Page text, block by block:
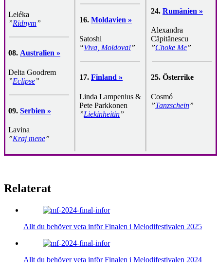
Leléka
”Ridnym”
08. Australien »
Delta Goodrem
”Eclipse”
09. Serbien »
Lavina
”Kraj mene”
16. Moldavien »
Satoshi
“Viva, Moldova!”
17. Finland »
Linda Lampenius &
Pete Parkkonen
”Liekinheitin”
24. Rumänien »
Alexandra
Căpitănescu
”Choke Me”
25. Österrike
Cosmó
”Tanzschein”
Relaterat
Allt du behöver veta inför Finalen i Melodifestivalen 2025
Allt du behöver veta inför Finalen i Melodifestivalen 2024